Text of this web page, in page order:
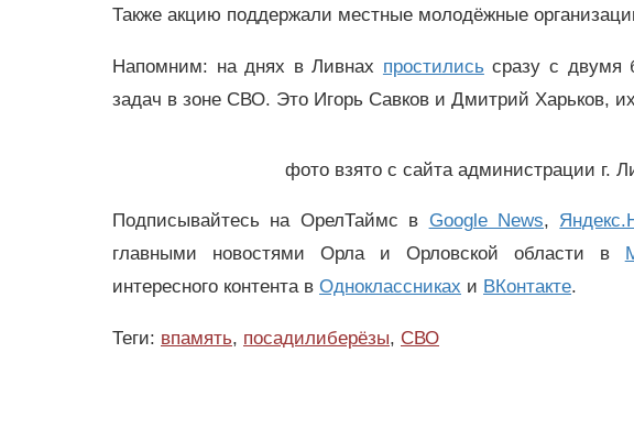
Также акцию поддержали местные молодёжные
Напомним: на днях в Ливнах простились сразу с двумя
задач в зоне СВО. Это Игорь Савков и Дмитрий Харьков,
фото взято с сайта администрации г.
Подписывайтесь на ОрелТаймс в Google News,
главными новостями Орла и Орловской области в
интересного контента в Одноклассниках и ВКонтакте.
Теги: впамять, посадилиберёзы, СВО